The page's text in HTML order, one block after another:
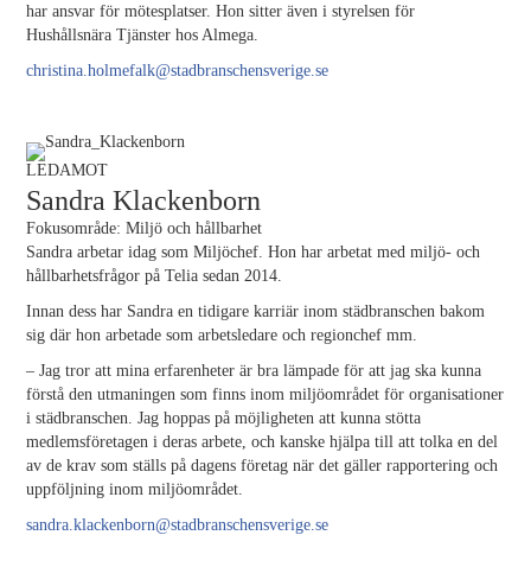
har ansvar för mötesplatser. Hon sitter även i styrelsen för
Hushållsnära Tjänster hos Almega.
christina.holmefalk@stadbranschensverige.se
LEDAMOT
Sandra Klackenborn
Fokusområde: Miljö och hållbarhet
Sandra arbetar idag som Miljöchef. Hon har arbetat med miljö- och
hållbarhetsfrågor på Telia sedan 2014.
Innan dess har Sandra en tidigare karriär inom städbranschen bakom
sig där hon arbetade som arbetsledare och regionchef mm.
– Jag tror att mina erfarenheter är bra lämpade för att jag ska kunna
förstå den utmaningen som finns inom miljöområdet för organisationer
i städbranschen. Jag hoppas på möjligheten att kunna stötta
medlemsföretagen i deras arbete, och kanske hjälpa till att tolka en del
av de krav som ställs på dagens företag när det gäller rapportering och
uppföljning inom miljöområdet.
sandra.klackenborn@stadbranschensverige.se